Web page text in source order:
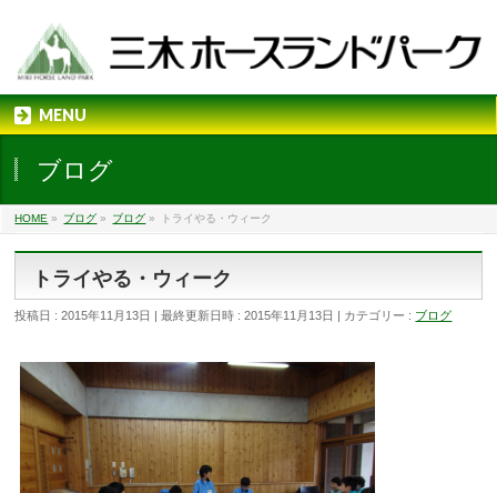
MENU
ブログ
HOME » ブログ » ブログ » トライやる・ウィーク
トライやる・ウィーク
投稿日 : 2015年11月13日 最終更新日時 : 2015年11月13日 カテゴリー : ブログ